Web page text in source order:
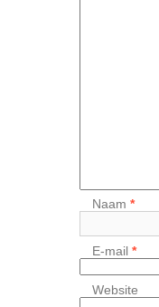
Naam*
E-mail*
Website